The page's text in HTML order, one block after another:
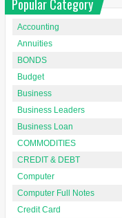
Popular Category
Accounting
Annuities
BONDS
Budget
Business
Business Leaders
Business Loan
COMMODITIES
CREDIT & DEBT
Computer
Computer Full Notes
Credit Card